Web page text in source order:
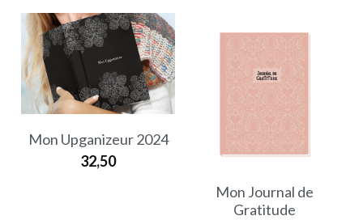
Mon Upganizeur 2024
32,50
Mon Journal de
Gratitude